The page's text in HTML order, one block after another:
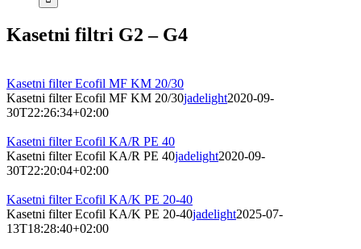
Kasetni filtri G2 – G4
Kasetni filter Ecofil MF KM 20/30
Kasetni filter Ecofil MF KM 20/30jadelight2020-09-
30T22:26:34+02:00
Kasetni filter Ecofil KA/R PE 40
Kasetni filter Ecofil KA/R PE 40jadelight2020-09-
30T22:20:04+02:00
Kasetni filter Ecofil KA/K PE 20-40
Kasetni filter Ecofil KA/K PE 20-40jadelight2025-07-
13T18:28:40+02:00